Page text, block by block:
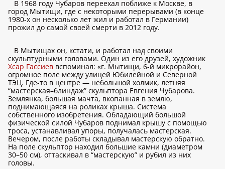
В 1968 году Чубаров переехал поближе к Москве, в
город Мытищи, где с некоторыми перерывами (в конце
1980-х он несколько лет жил и работал в Германии)
прожил до самой своей смерти в 2012 году.
В Мытищах он, кстати, и работал над своими
скульптурными головами. Один из его друзей, художник
Хсар Гассиев вспоминал: «г. Мытищи, 6-й микрорайон,
огромное поле между улицей Юбилейной и Северной
ТЭЦ. Где-то в центре — небольшой холмик, летняя
“мастерская–блиндаж” скульптора Евгения Чубарова.
Землянка, большая мачта, вкопанная в землю,
поднимающаяся на роликах крыша. Система
собственного изобретения. Обладающий большой
физической силой Чубаров поднимал крышу с помощью
троса, устанавливал упоры, получалась мастерская.
Вечером, после работы складывал мастерскую обратно.
На поле скульптор находил большие камни (диаметром
30–50 см), оттаскивал в “мастерскую” и рубил из них
головы.